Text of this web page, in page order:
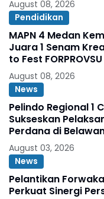
August 08, 2026
Pendidikan
MAPN 4 Medan
Juara 1 Senam Kreasi Umum IOSKI Road
to Fest
August 08, 2026
News
Pelindo Regional 1
Sukseskan
Perdana di
August 03, 2026
News
Pelantikan
Perkuat Sinergi